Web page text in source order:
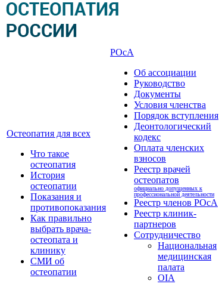
Остеопатия для всех
Что такое
остеопатия
История
остеопатии
Показания и
противопоказания
Как правильно
выбрать врача-
остеопата и
клинику
СМИ об
остеопатии
РОсА
Об ассоциации
Руководство
Документы
Условия членства
Порядок вступления
Деонтологический
кодекс
Оплата членских
взносов
Реестр врачей
остеопатов
официально допущенных к
профессиональной деятельности
Реестр членов РОсА
Реестр клиник-
партнеров
Сотрудничество
Национальная
медицинская
палата
OIA